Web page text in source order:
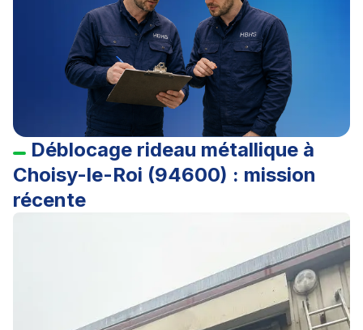
Déblocage rideau métallique à
Choisy-le-Roi (94600) : mission
récente